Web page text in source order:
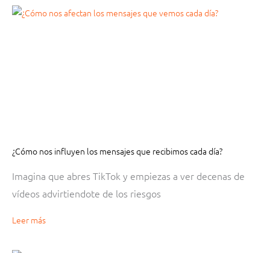
¿Cómo nos influyen los mensajes que recibimos cada día?
Imagina que abres TikTok y empiezas a ver decenas de
vídeos advirtiendote de los riesgos
Leer más